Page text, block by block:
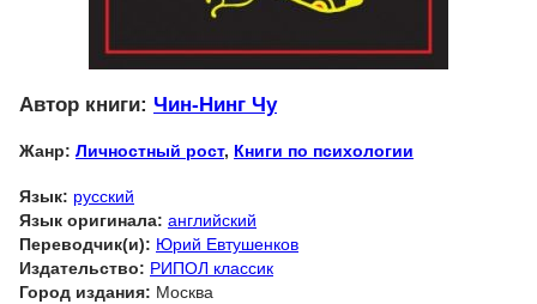
Автор книги: Чин-Нинг Чу
Жанр: Личностный рост, Книги по психологии
Язык: русский
Язык оригинала: английский
Переводчик(и): Юрий Евтушенков
Издательство: РИПОЛ классик
Город издания: Москва